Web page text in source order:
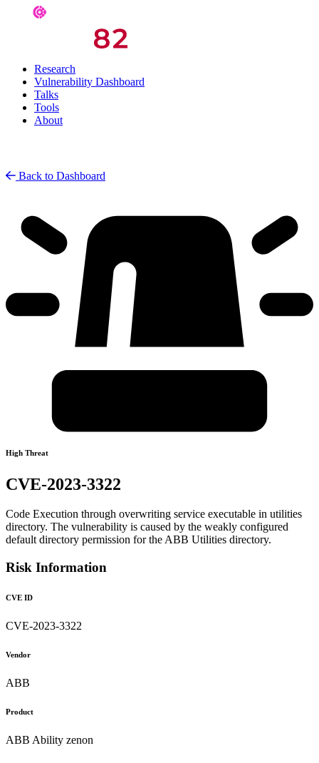
Research
Vulnerability Dashboard
Talks
Tools
About
Back to Dashboard
High Threat
CVE-2023-3322
Code Execution through overwriting service executable in utilities
directory. The vulnerability is caused by the weakly configured
default directory permission for the ABB Utilities directory.
Risk Information
CVE ID
CVE-2023-3322
Vendor
ABB
Product
ABB Ability zenon